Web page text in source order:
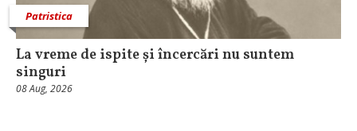
Patristica
La vreme de ispite și încercări nu suntem
singuri
08 Aug, 2026